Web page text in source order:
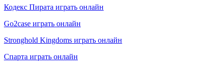
Кодекс Пирата играть онлайн
Go2case играть онлайн
Stronghold Kingdoms играть онлайн
Спарта играть онлайн